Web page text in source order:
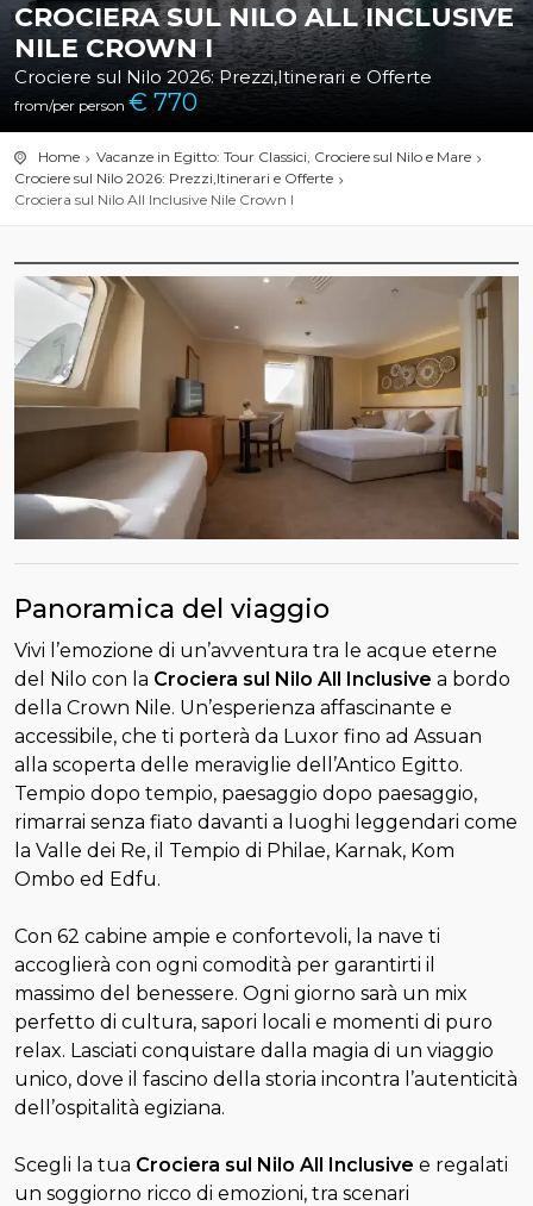
CROCIERA SUL NILO ALL INCLUSIVE
NILE CROWN I
Crociere sul Nilo 2026: Prezzi,Itinerari e Offerte
from/per person € 770
Home
Vacanze in Egitto: Tour Classici, Crociere sul Nilo e Mare
Crociere sul Nilo 2026: Prezzi,Itinerari e Offerte
Crociera sul Nilo All Inclusive Nile Crown I
Panoramica del viaggio
Vivi l’emozione di un’avventura tra le acque eterne
del Nilo con la Crociera sul Nilo All Inclusive a bordo
della Crown Nile. Un’esperienza affascinante e
accessibile, che ti porterà da Luxor fino ad Assuan
alla scoperta delle meraviglie dell’Antico Egitto.
Tempio dopo tempio, paesaggio dopo paesaggio,
rimarrai senza fiato davanti a luoghi leggendari come
la Valle dei Re, il Tempio di Philae, Karnak, Kom
Ombo ed Edfu.
Con 62 cabine ampie e confortevoli, la nave ti
accoglierà con ogni comodità per garantirti il
massimo del benessere. Ogni giorno sarà un mix
perfetto di cultura, sapori locali e momenti di puro
relax. Lasciati conquistare dalla magia di un viaggio
unico, dove il fascino della storia incontra l’autenticità
dell’ospitalità egiziana.
Scegli la tua Crociera sul Nilo All Inclusive e regalati
un soggiorno ricco di emozioni, tra scenari